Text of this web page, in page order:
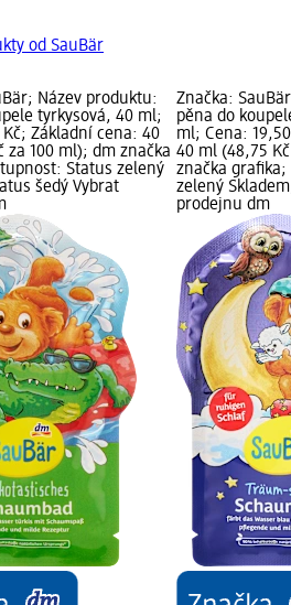
od SauBär
Název produktu:
tyrkysová, 40 ml;
Kč; Základní cena: 40
za 100 ml); dm značka
Status zelený
šedý Vybrat
Značka:
pěna do
ml; Cena:
40 ml (48,75
značka
zelený
prodejnu dm